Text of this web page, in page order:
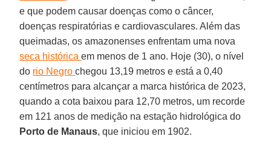
e que podem causar doenças como o câncer,
doenças respiratórias e cardiovasculares. Além das
queimadas, os amazonenses enfrentam uma nova
seca históricaem menos de 1 ano. Hoje (30), o nível
do rio Negrochegou 13,19 metros e está a 0,40
centímetros para alcançar a marca histórica de 2023,
quando a cota baixou para 12,70 metros, um recorde
em 121 anos de medição na estação hidrológica do
Porto de Manaus, que iniciou em 1902.